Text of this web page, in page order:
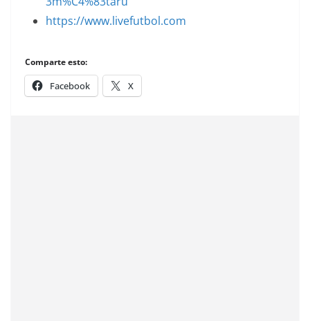
https://www.livefutbol.com
Comparte esto:
Facebook X